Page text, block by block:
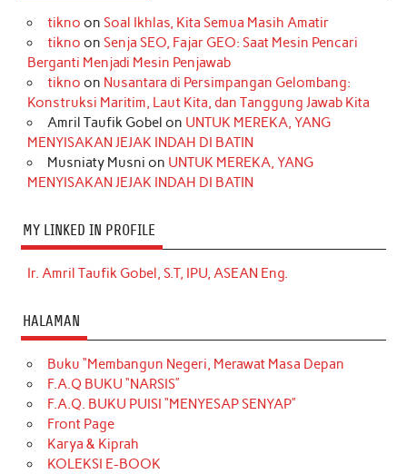
tikno on Soal Ikhlas, Kita Semua Masih Amatir
tikno on Senja SEO, Fajar GEO: Saat Mesin Pencari
Berganti Menjadi Mesin Penjawab
tikno on Nusantara di Persimpangan Gelombang:
Konstruksi Maritim, Laut Kita, dan Tanggung Jawab Kita
Amril Taufik Gobel on UNTUK MEREKA, YANG
MENYISAKAN JEJAK INDAH DI BATIN
Musniaty Musni on UNTUK MEREKA, YANG
MENYISAKAN JEJAK INDAH DI BATIN
MY LINKED IN PROFILE
Ir. Amril Taufik Gobel, S.T, IPU, ASEAN Eng.
HALAMAN
Buku “Membangun Negeri, Merawat Masa Depan
F.A.Q BUKU “NARSIS”
F.A.Q. BUKU PUISI “MENYESAP SENYAP”
Front Page
Karya & Kiprah
KOLEKSI E-BOOK